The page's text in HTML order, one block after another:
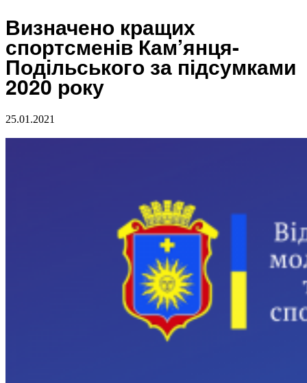
Визначено кращих
спортсменів Кам’янця-
Подільського за підсумками
2020 року
25.01.2021